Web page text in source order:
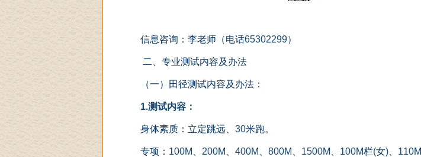
信息咨询：李老师（电话65302299）
二、专业测试内容及办法
（一）田径测试内容及办法：
1.测试内容：
身体素质：立定跳远、 30米跑。
专项： 100M 200M 400M 800M 1500M 100M栏(女)、 110M